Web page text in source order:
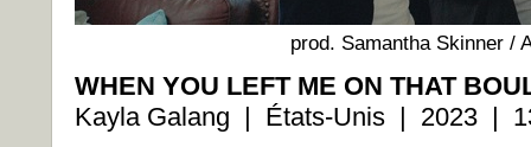
prod. Samantha Skinner /
WHEN YOU LEFT ME ON THAT
Kayla Galang | États-Unis | 2023 |